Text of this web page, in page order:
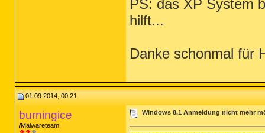
PS: das XP System
hilft...
Danke schonmal für
01.09.2014, 00:21
burningice
Malwareteam
Windows 8.1 Anmeldung nicht mehr